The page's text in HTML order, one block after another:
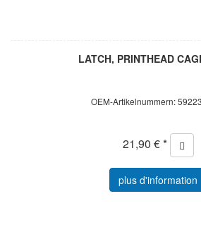
LATCH, PRINTHEAD
OEM-Artikelnummern:
21,90 € *
plus d'information